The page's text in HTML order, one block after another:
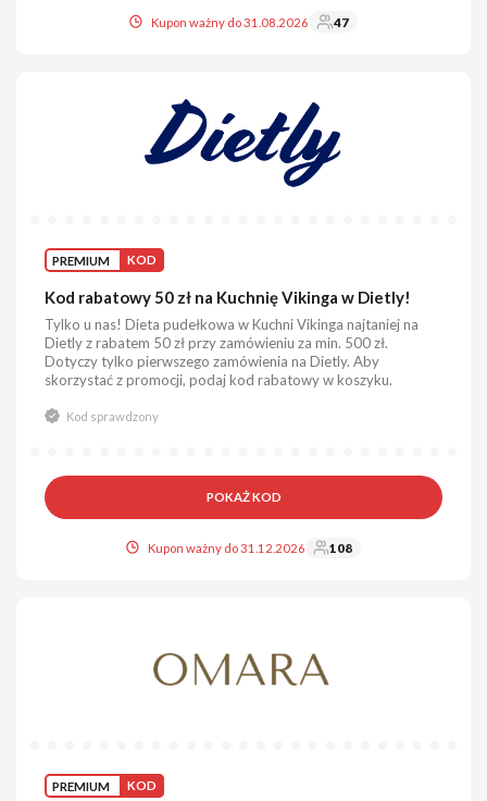
Kupon ważny do 31.08.2026 47
PREMIUM KOD
Kod rabatowy 50 zł na Kuchnię Vikinga w Dietly!
Tylko u nas! Dieta pudełkowa w Kuchni Vikinga najtaniej na
Dietly z rabatem 50 zł przy zamówieniu za min. 500 zł.
Dotyczy tylko pierwszego zamówienia na Dietly. Aby
skorzystać z promocji, podaj kod rabatowy w koszyku.
Kod sprawdzony
POKAŻ KOD
Kupon ważny do 31.12.2026 108
PREMIUM KOD